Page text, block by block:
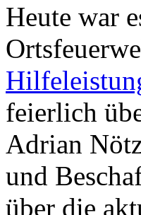
Heute war
feierlich
Adrian
und
über die